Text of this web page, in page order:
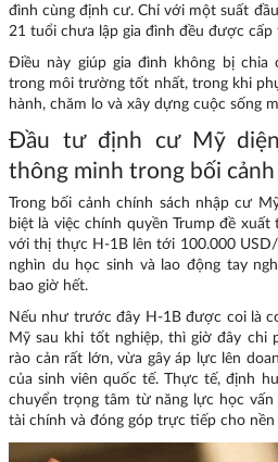
đình cùng định cư. Chỉ với một suất
21 tuổi chưa lập gia đình đều được cấp
Điều này giúp gia đình không bị
trong môi trường tốt nhất, trong khi
hành, chăm lo và xây dựng cuộc sống
Đầu tư định cư Mỹ
thông minh trong bối
Trong bối cảnh chính sách nhập cư
biệt là việc chính quyền Trump đề
với thị thực H-1B lên tới 100.000
nghìn du học sinh và lao động tay
bao giờ hết.
Nếu như trước đây H-1B được coi là
Mỹ sau khi tốt nghiệp, thì giờ đây chi
rào cản rất lớn, vừa gây áp lực lên
của sinh viên quốc tế. Thực tế, định
chuyển trọng tâm từ năng lực học vấn
tài chính và đóng góp trực tiếp cho nền